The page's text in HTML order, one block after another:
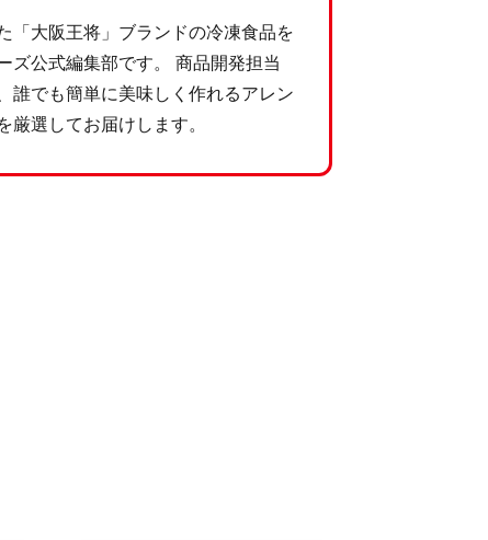
「大阪王将」ブランドの冷凍食品を
ズ公式編集部です。 商品開発担当
誰でも簡単に美味しく作れるアレン
厳選してお届けします。